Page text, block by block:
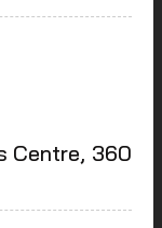
Centre, 360